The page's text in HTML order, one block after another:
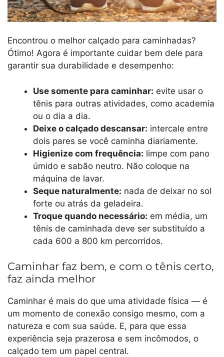
Encontrou o melhor calçado para caminhadas?
Ótimo! Agora é importante cuidar bem dele para
garantir sua durabilidade e desempenho:
Use somente para caminhar: evite usar o
tênis para outras atividades, como academia
ou o dia a dia.
Deixe o calçado descansar: intercale entre
dois pares se você caminha diariamente.
Higienize com frequência: limpe com pano
úmido e sabão neutro. Não coloque na
máquina de lavar.
Seque naturalmente: nada de deixar no sol
forte ou atrás da geladeira.
Troque quando necessário: em média, um
tênis de caminhada deve ser substituído a
cada 600 a 800 km percorridos.
Caminhar faz bem, e com o tênis certo,
faz ainda melhor
Caminhar é mais do que uma atividade física — é
um momento de conexão consigo mesmo, com a
natureza e com sua saúde. E, para que essa
experiência seja prazerosa e sem incômodos, o
calçado tem um papel central.